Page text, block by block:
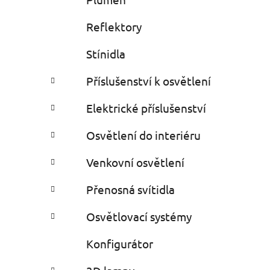
Reflektory
Stínidla
Příslušenství k osvětlení
Elektrické příslušenství
Osvětlení do interiéru
Venkovní osvětlení
Přenosná svítidla
Osvětlovací systémy
Konfigurátor